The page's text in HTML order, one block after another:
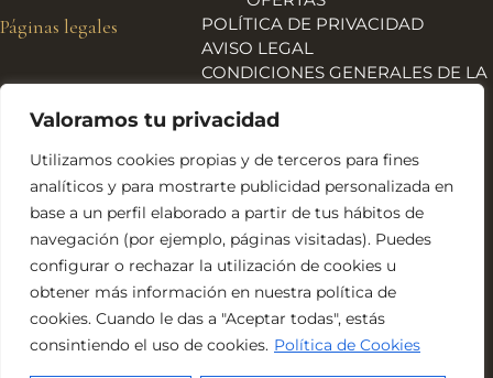
Valoramos tu privacidad
Utilizamos cookies propias y de terceros para fines
analíticos y para mostrarte publicidad personalizada en
base a un perfil elaborado a partir de tus hábitos de
navegación (por ejemplo, páginas visitadas). Puedes
configurar o rechazar la utilización de cookies u
obtener más información en nuestra política de
cookies. Cuando le das a "Aceptar todas", estás
consintiendo el uso de cookies. Política de Cookies
Páginas legales
POLÍTICA DE PRIVACIDAD
AVISO LEGAL
CONDICIONES GENERALES DE LA
ENVÍOS, DEVOLUCIONES Y
POLÍTICA DE COOKIES
DECLARACIÓN DE
ACCESIBILIDAD
Financiado por la Unión Europea – NextGeneration EU